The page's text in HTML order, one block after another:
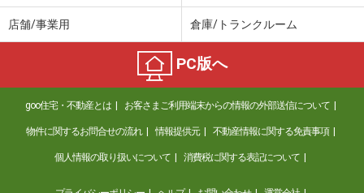
店舗/事業用 倉庫/トランクルーム
PC版へ
goo住宅・不動産とは お客さまご利用端末からの情報の外部送信について
物件に関するお問合せの流れ 情報提供元 不動産情報に関する免責事項
個人情報の取り扱いについて 消費税に関する表記について